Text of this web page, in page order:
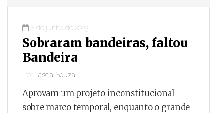
8 de junho de 2023
Sobraram bandeiras, faltou
Bandeira
Por Táscia Souza
Aprovam um projeto inconstitucional
sobre marco temporal, enquanto o grande